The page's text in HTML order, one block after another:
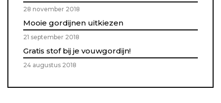
28 november 2018
Mooie gordijnen uitkiezen
21 september 2018
Gratis stof bij je vouwgordijn!
24 augustus 2018